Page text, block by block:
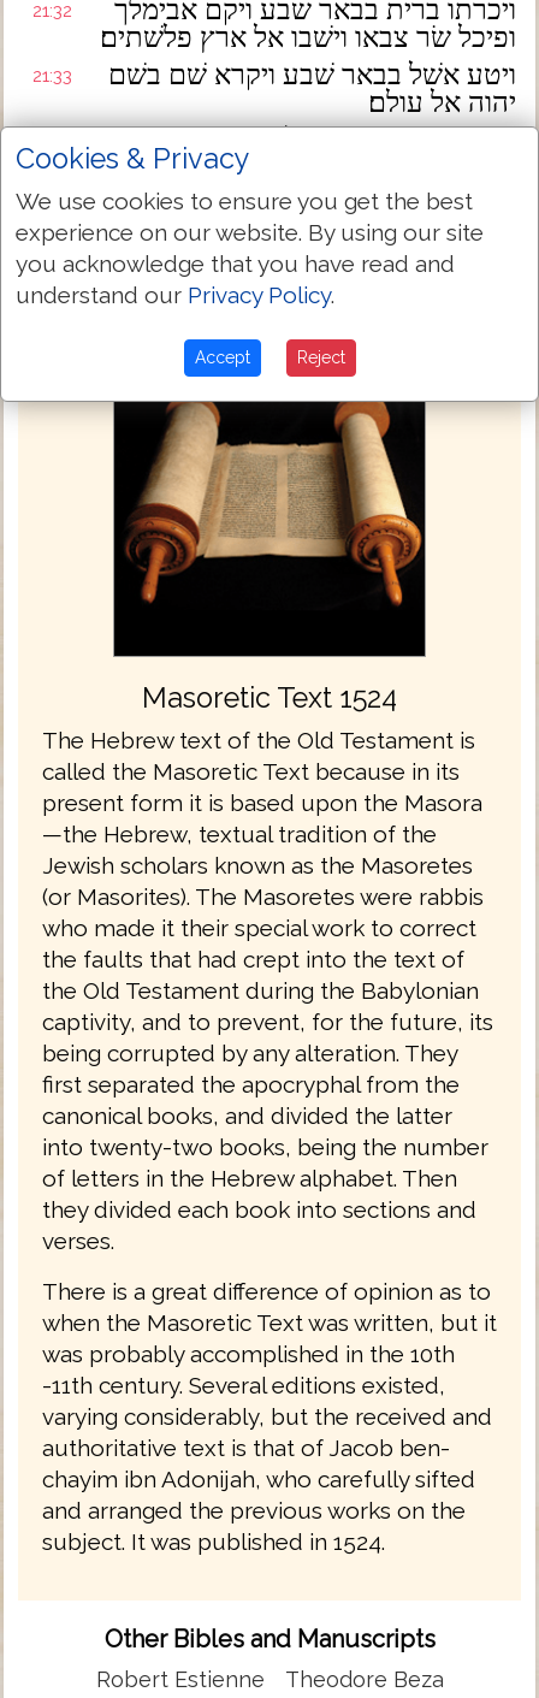
21:32
ויכרתו ברית בבאר שׁבע ויקם אבימלך
ופיכל שׂר צבאו וישׁבו אל ארץ פלשׁתים׃
21:33
ויטע אשׁל בבאר שׁבע ויקרא שׁם בשׁם
יהוה אל עולם׃
ויגר אברהם בארץ פלשׁתים ימים רבים׃
Next Chapter »
Masoretic Text 1524
The Hebrew text of the Old Testament is
called the Masoretic Text because in its
present form it is based upon the Masora
—the Hebrew, textual tradition of the
Jewish scholars known as the Masoretes
(or Masorites). The Masoretes were rabbis
who made it their special work to correct
the faults that had crept into the text of
the Old Testament during the Babylonian
captivity, and to prevent, for the future, its
being corrupted by any alteration. They
first separated the apocryphal from the
canonical books, and divided the latter
into twenty-two books, being the number
of letters in the Hebrew alphabet. Then
they divided each book into sections and
verses.
There is a great difference of opinion as to
when the Masoretic Text was written, but it
was probably accomplished in the 10th
-11th century. Several editions existed,
varying considerably, but the received and
authoritative text is that of Jacob ben-
chayim ibn Adonijah, who carefully sifted
and arranged the previous works on the
subject. It was published in 1524.
Other Bibles and Manuscripts
Robert Estienne
Theodore Beza
Cookies & Privacy
We use cookies to ensure you get the best
experience on our website. By using our site
you acknowledge that you have read and
understand our Privacy Policy.
Accept Reject